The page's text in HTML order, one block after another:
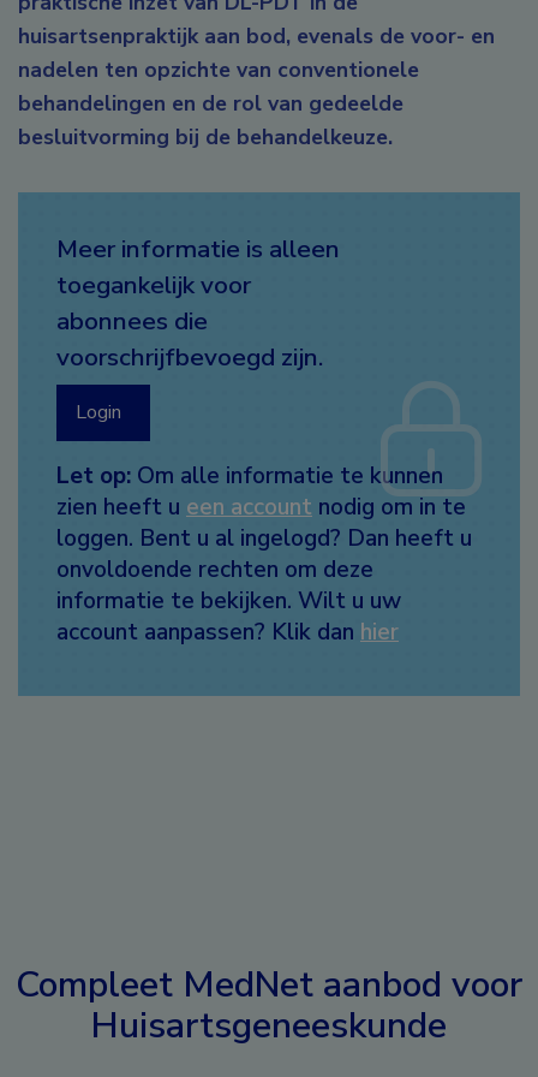
huisartsenpraktijk aan bod, evenals de voor- en
nadelen ten opzichte van conventionele
behandelingen en de rol van gedeelde
besluitvorming bij de behandelkeuze.
Meer informatie is alleen
toegankelijk voor
abonnees die
voorschrijfbevoegd zijn.
Login
Let op: Om alle informatie te kunnen
zien heeft u een account nodig om in te
loggen. Bent u al ingelogd? Dan heeft u
onvoldoende rechten om deze
informatie te bekijken. Wilt u uw
account aanpassen? Klik dan hier
Compleet MedNet aanbod voor
Huisartsgeneeskunde